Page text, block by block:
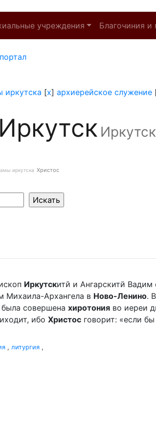
учреждения Благочиния и
иркутска [x] архиерейское служение
Иркутск
иркутска Христос
Иркутскитй и Ангарскитй
Михаила-Архангела в Ново-Ленино.
совершена хиротония во иереи
ибо Христос говорит: «если
, литургия ,